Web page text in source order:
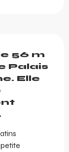
56 m
Palais
Elle